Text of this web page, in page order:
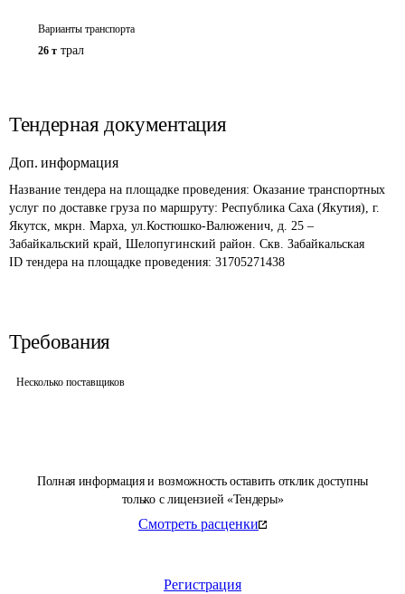
Полная информация и возможность оставить отклик доступны
только с лицензией «Тендеры»
Смотреть расценки
Регистрация
Варианты транспорта
26 т трал
Тендерная документация
Доп. информация
Название тендера на площадке проведения: Оказание транспортных
услуг по доставке груза по маршруту: Республика Саха (Якутия), г.
Якутск, мкрн. Марха, ул.Костюшко-Валюженич, д. 25 –
Забайкальский край, Шелопугинский район. Скв. Забайкальская
ID тендера на площадке проведения: 31705271438
Требования
Несколько поставщиков